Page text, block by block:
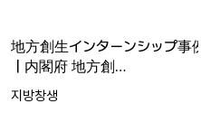
地方創生インターンシップ
｜内閣府 地方創…
지방창생